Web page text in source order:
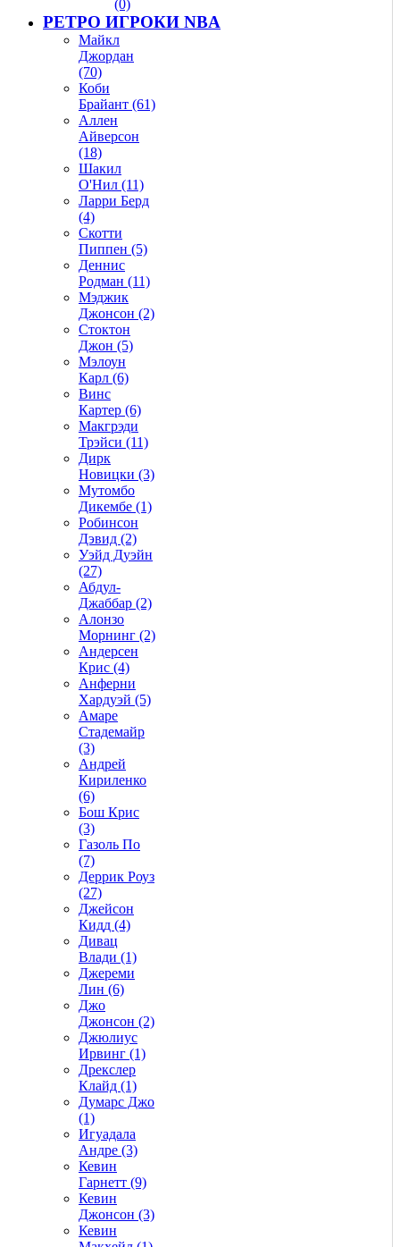
(0)
РЕТРО ИГРОКИ NBA
Майкл
Джордан
(70)
Коби
Брайант (61)
Аллен
Айверсон
(18)
Шакил
О'Нил (11)
Ларри Берд
(4)
Скотти
Пиппен (5)
Деннис
Родман (11)
Мэджик
Джонсон (2)
Стоктон
Джон (5)
Мэлоун
Карл (6)
Винс
Картер (6)
Макгрэди
Трэйси (11)
Дирк
Новицки (3)
Мутомбо
Дикембе (1)
Робинсон
Дэвид (2)
Уэйд Дуэйн
(27)
Абдул-
Джаббар (2)
Алонзо
Морнинг (2)
Андерсен
Крис (4)
Анферни
Xардуэй (5)
Амаре
Стадемайр
(3)
Андрей
Кириленко
(6)
Бош Крис
(3)
Газоль По
(7)
Деррик Роуз
(27)
Джейсон
Кидд (4)
Дивац
Влади (1)
Джереми
Лин (6)
Джо
Джонсон (2)
Джюлиус
Ирвинг (1)
Дрекслер
Клайд (1)
Думарс Джо
(1)
Игуадала
Андре (3)
Кевин
Гарнетт (9)
Кевин
Джонсон (3)
Кевин